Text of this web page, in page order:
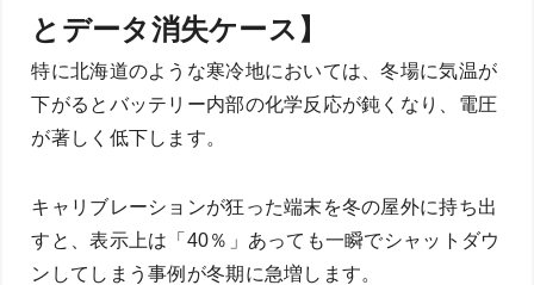
とデータ消失ケース】
特に北海道のような寒冷地においては、冬場に気温が
下がるとバッテリー内部の化学反応が鈍くなり、電圧
が著しく低下します。
キャリブレーションが狂った端末を冬の屋外に持ち出
すと、表示上は「40％」あっても一瞬でシャットダウ
ンしてしまう事例が冬期に急増します。